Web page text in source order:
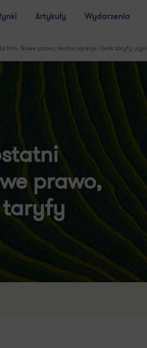
Artykuły Wydarzenia
firm. Nowe prawo, realne sankcje i brak taryfy
prawo,
taryfy